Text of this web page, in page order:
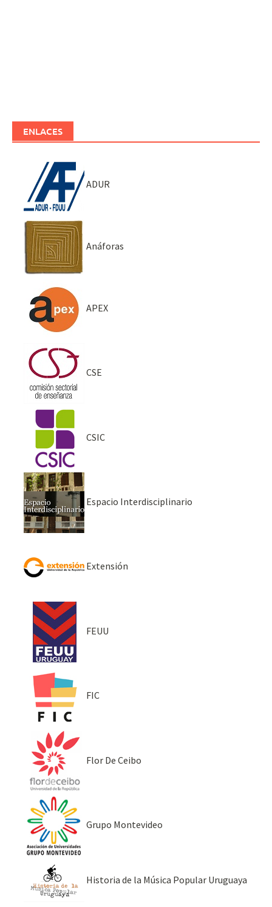
ENLACES
ADUR
Anáforas
APEX
CSE
CSIC
Espacio Interdisciplinario
Extensión
FEUU
FIC
Flor De Ceibo
Grupo Montevideo
Historia de la Música Popular Uruguaya